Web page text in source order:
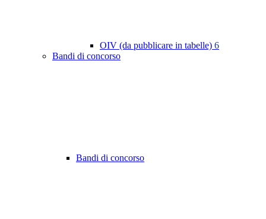
OIV (da pubblicare in tabelle) 6
Bandi di concorso
Bandi di concorso